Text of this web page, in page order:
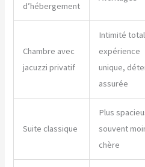
d’hébergement
Chambre avec
jacuzzi privatif
Intimité
expérience
unique,
assurée
Suite classique
Plus
souvent
chère